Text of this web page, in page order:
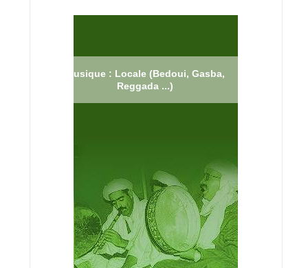
Musique : Locale (Bedoui, Gasba,
Reggada ...)